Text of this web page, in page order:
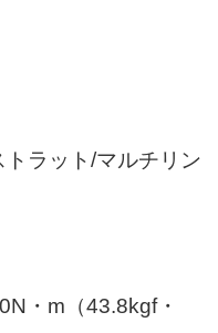
ラット/マルチリン
・m（43.8kgf・